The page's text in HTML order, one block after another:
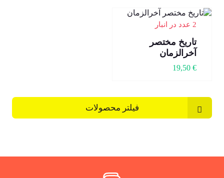
2 عدد در انبار
تاریخ مختصر
آخرالزمان
19,50 €
فیلتر محصولات